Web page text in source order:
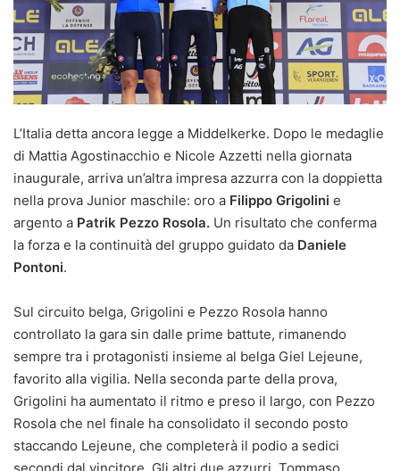
L’Italia detta ancora legge a Middelkerke. Dopo le medaglie
di Mattia Agostinacchio e Nicole Azzetti nella giornata
inaugurale, arriva un’altra impresa azzurra con la doppietta
nella prova Junior maschile: oro a Filippo Grigolini e
argento a Patrik Pezzo Rosola. Un risultato che conferma
la forza e la continuità del gruppo guidato da Daniele
Pontoni.
Sul circuito belga, Grigolini e Pezzo Rosola hanno
controllato la gara sin dalle prime battute, rimanendo
sempre tra i protagonisti insieme al belga Giel Lejeune,
favorito alla vigilia. Nella seconda parte della prova,
Grigolini ha aumentato il ritmo e preso il largo, con Pezzo
Rosola che nel finale ha consolidato il secondo posto
staccando Lejeune, che completerà il podio a sedici